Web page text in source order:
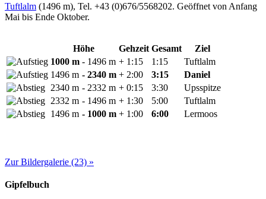
Tuftlalm (1496 m), Tel. +43 (0)676/5568202. Geöffnet von Anfang
Mai bis Ende Oktober.
Höhe Gehzeit Gesamt
Ziel
1000 m - 1496 m + 1:15 1:15
Tuftlalm
1496 m - 2340 m + 2:00 3:15
Daniel
2340 m - 2332 m + 0:15 3:30
Upsspitze
2332 m - 1496 m + 1:30 5:00
Tuftlalm
1496 m - 1000 m + 1:00 6:00 Lermoos
Zur Bildergalerie (23) »
Gipfelbuch